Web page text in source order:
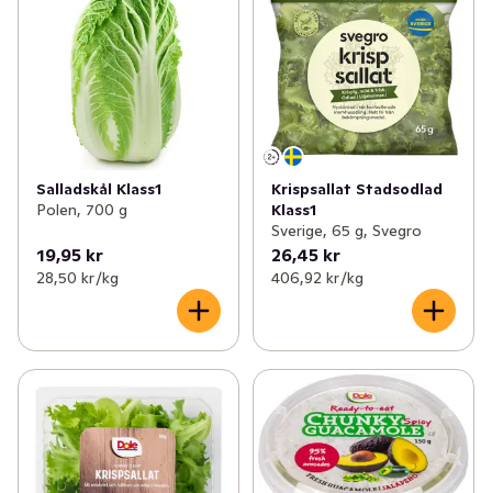
Salladskål Klass1
Polen, 700 g
19,95 kr
28,50 kr /kg
Krispsallat Stadsodlad
Klass1
Sverige, 65 g, Svegro
26,45 kr
406,92 kr /kg